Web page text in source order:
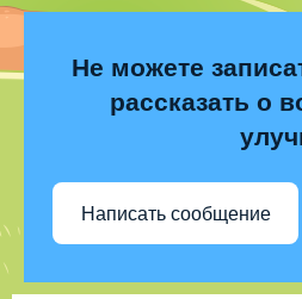
Не можете
рассказать о
Написать сообщение